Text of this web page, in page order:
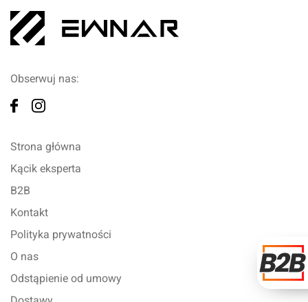
Obserwuj nas:
Strona główna
Kącik eksperta
B2B
Kontakt
Polityka prywatności
O nas
Odstąpienie od umowy